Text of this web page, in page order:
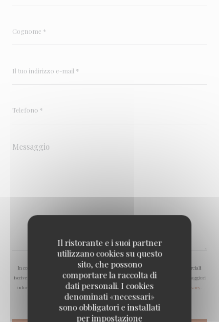
Il ristorante e i suoi partner
utilizzano cookies su questo
sito, che possono
comportare la raccolta di
dati personali. I cookies
denominati «necessari»
sono obbligatori e installati
per impostazione
In conformità al Codice del Consumo, hai il diritto di opporti alle chiamate commerciali
iscrivendoti al Registro Pubblico delle Opposizioni:registrodelleopposizioni.it
. Per maggiori
informazioni sul trattamento dei tuoi dati, consulta la nostrainformativa sulla privacy